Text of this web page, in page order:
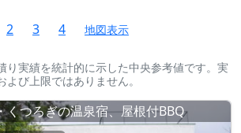
2 3 4 地図表示
り実績を統計的に示した中央参考値です。実
び上限ではありません。
くつろぎの温泉宿、屋根付BBQ